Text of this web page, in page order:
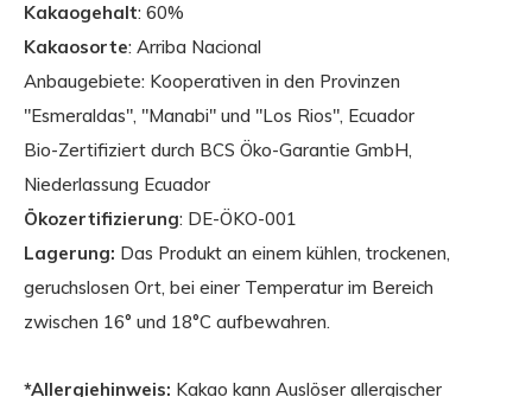
Kakaogehalt: 60%
Kakaosorte: Arriba Nacional
Anbaugebiete: Kooperativen in den Provinzen
"Esmeraldas", "Manabi" und "Los Rios", Ecuador
Bio-Zertifiziert durch BCS Öko-Garantie GmbH,
Niederlassung Ecuador
Ökozertifizierung: DE-ÖKO-001
Lagerung: Das Produkt an einem kühlen, trockenen,
geruchslosen Ort, bei einer Temperatur im Bereich
zwischen 16° und 18°C aufbewahren.
*Allergiehinweis: Kakao kann Auslöser allergischer